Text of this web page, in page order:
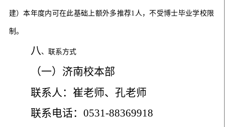
建）本年度内可在此基础上额外多推荐1 人，不受博士毕业学校限
制。
八、联系方式
（一）济南校本部
联系人：崔老师、孔老师
联系电话： 0531-88369918